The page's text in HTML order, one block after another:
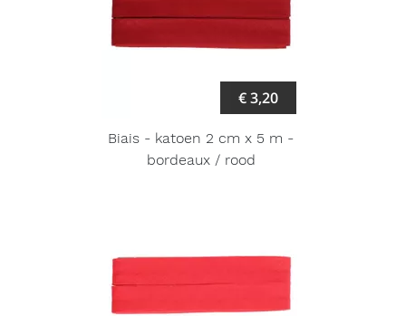
€ 3,20
Biais - katoen 2 cm x 5 m -
bordeaux / rood